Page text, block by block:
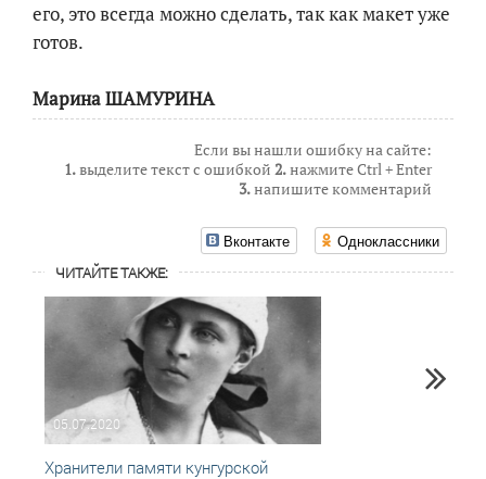
его, это всегда можно сделать, так как макет уже
готов.
Марина ШАМУРИНА
Если вы нашли ошибку на сайте:
1.выделите текст с ошибкой 2.нажмите Ctrl + Enter
3.напишите комментарий
Вконтакте Одноклассники
ЧИТАЙТЕ ТАКЖЕ:
05.07.2020
Хранители памяти кунгурской